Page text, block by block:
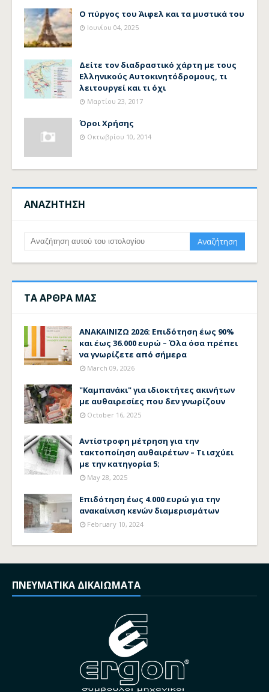
Ο πύργος του Άιφελ και τα μυστικά του
Ιουνίου 04, 2025
Δείτε τον διαδραστικό χάρτη με τους
Ελληνικούς Αυτοκινητόδρομους, τι
λειτουργεί και τι όχι
Μαρτίου 23, 2017
Όροι Χρήσης
Οκτωβρίου 10, 2014
ΑΝΑΖΗΤΗΣΗ
ΤΑ ΑΡΘΡΑ ΜΑΣ
ΑΝΑΚΑΙΝΙΖΩ 2026: Επιδότηση έως 90%
και έως 36.000 ευρώ – Όλα όσα πρέπει
να γνωρίζετε από σήμερα
March 09, 2026
"Καμπανάκι" για ιδιοκτήτες ακινήτων
με αυθαιρεσίες που δεν γνωρίζουν
October 16, 2025
Αντίστροφη μέτρηση για την
τακτοποίηση αυθαιρέτων – Τι ισχύει
με την κατηγορία 5;
May 28, 2025
Επιδότηση έως 4.000 ευρώ για την
ανακαίνιση κενών διαμερισμάτων
February 10, 2024
ΠΝΕΥΜΑΤΙΚΑ ΔΙΚΑΙΩΜΑΤΑ